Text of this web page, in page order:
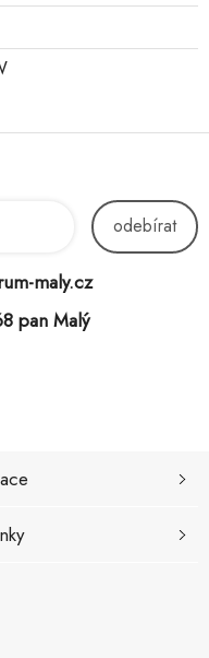
odebírat
maly.cz
pan Malý